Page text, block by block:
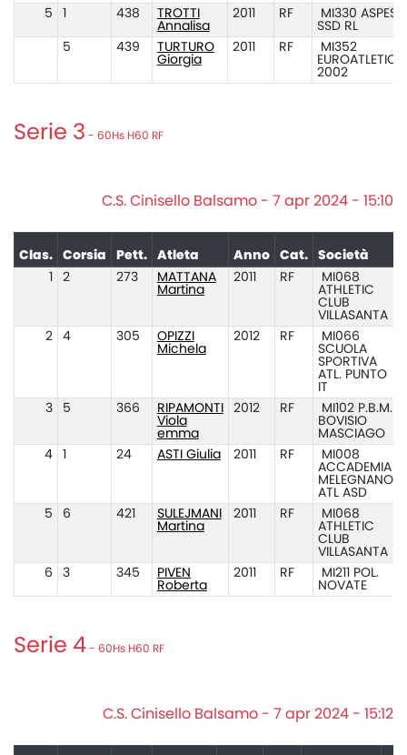
5
438
TROTTI
Annalisa
2011 RF
MI330 ASPES
SSD RL
5
439
TURTURO
Giorgia
2011 RF
MI352
EUROATLETICA
2002
Serie 3 - 60Hs H60 RF
C.S. Cinisello Balsamo - 7 apr 2024 - 15:10
Clas. Corsia Pett. Atleta Anno Cat.
Società
2 273
MATTANA
Martina
2011 RF
MI068
ATHLETIC
CLUB
VILLASANTA
2
4 305
OPIZZI
Michela
2012 RF
MI066
SCUOLA
SPORTIVA
ATL. PUNTO
IT
3
5 366
RIPAMONTI
Viola
emma
2012 RF
MI102 P.B.M.
BOVISIO
MASCIAGO
4
24 ASTI Giulia 2011 RF
MI008
ACCADEMIA
MELEGNANO
ATL ASD
5
6 421
SULEJMANI
Martina
2011 RF
MI068
ATHLETIC
CLUB
VILLASANTA
6
3 345
PIVEN
Roberta
2011 RF
MI211 POL.
NOVATE
Serie 4 - 60Hs H60 RF
C.S. Cinisello Balsamo - 7 apr 2024 - 15:12